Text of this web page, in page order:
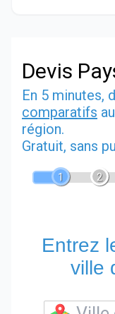
Devis
En 5 minutes,
comparatifs
région.
Gratuit, sans
1 2
Entrez
ville